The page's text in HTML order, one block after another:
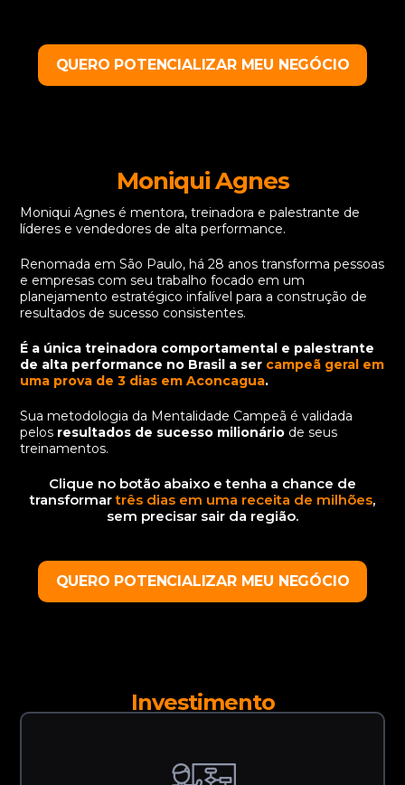
QUERO POTENCIALIZAR MEU NEGÓCIO
Moniqui Agnes
Moniqui Agnes é mentora, treinadora e palestrante de
líderes e vendedores de alta performance.
Renomada em São Paulo, há 28 anos transforma pessoas
e empresas com seu trabalho focado em um
planejamento estratégico infalível para a construção de
resultados de sucesso consistentes.
É a única treinadora comportamental e palestrante
de alta performance no Brasil a ser campeã geral em
uma prova de 3 dias em Aconcagua.
Sua metodologia da Mentalidade Campeã é validada
pelos resultados de sucesso milionário de seus
treinamentos.
Clique no botão abaixo e tenha a chance de
transformartrês dias em uma receita de milhões,
sem precisar sair da região.
QUERO POTENCIALIZAR MEU NEGÓCIO
Investimento